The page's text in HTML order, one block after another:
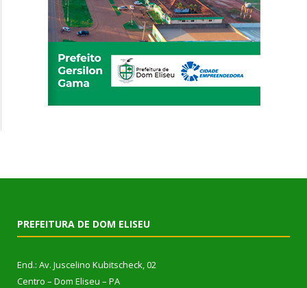
PREFEITURA DE DOM ELISEU
End.: Av. Juscelino Kubitscheck, 02
Centro – Dom Eliseu – PA